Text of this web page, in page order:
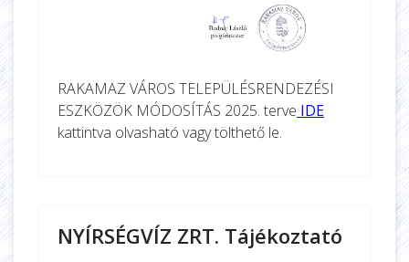
RAKAMAZ VÁROS TELEPÜLÉSRENDEZÉSI
ESZKÖZÖK MÓDOSÍTÁS 2025. terve IDE
kattintva olvasható vagy tölthető le.
NYÍRSÉGVÍZ ZRT. Tájékoztató